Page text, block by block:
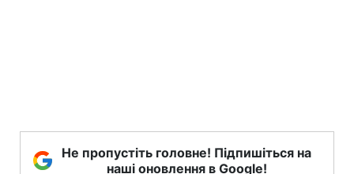
Не пропустіть головне! Підпишіться на
наші оновлення в Google!